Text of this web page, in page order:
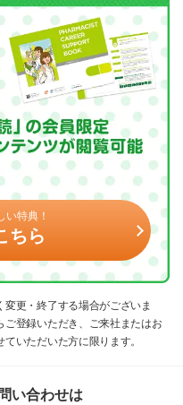
い特典！
ちら
更・終了する場合がございま
登録いただき、ご来社またはお
いただいた方に限ります。
い合わせは